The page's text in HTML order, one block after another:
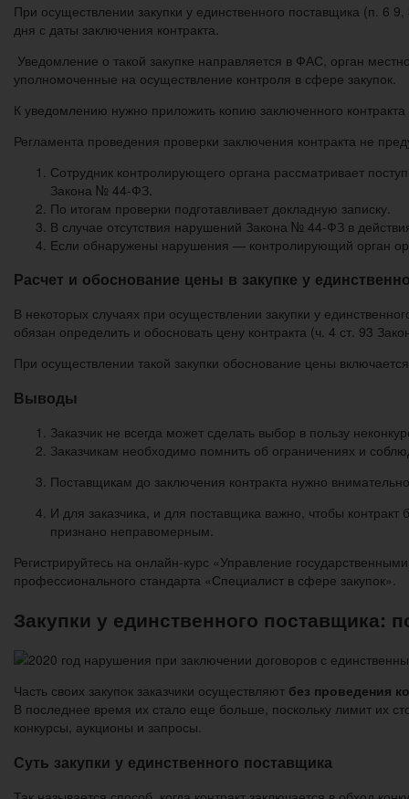
При осуществлении закупки у единственного поставщика (п. 6
дня с даты заключения контракта.
Уведомление о такой закупке направляется в ФАС, орган
уполномоченные на осуществление контроля в сфере закупок.
К уведомлению нужно приложить копию заключенного
Регламента проведения проверки заключения контракта не
Сотрудник контролирующего органа рассматривает
Закона № 44-ФЗ.
По итогам проверки подготавливает докладную записку.
В случае отсутствия нарушений Закона № 44-ФЗ в
Если обнаружены нарушения — контролирующий орган
Расчет и обоснование цены в закупке у
В некоторых случаях при осуществлении закупки у
обязан определить и обосновать цену контракта (ч. 4 ст. 93
При осуществлении такой закупки обоснование цены включается
Выводы
Заказчик не всегда может сделать выбор в пользу
Заказчикам необходимо помнить об ограничениях и
Поставщикам до заключения контракта нужно
И для заказчика, и для поставщика важно, чтобы
признано неправомерным.
Регистрируйтесь на онлайн-курс «Управление
профессионального стандарта «Специалист в сфере закупок».
Закупки у единственного поставщика:
Часть своих закупок заказчики осуществляют без проведения
В последнее время их стало еще больше, поскольку лимит их
конкурсы, аукционы и запросы.
Суть закупки у единственного поставщика